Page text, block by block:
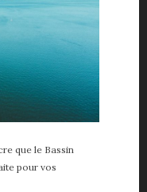
que le Bassin
pour vos